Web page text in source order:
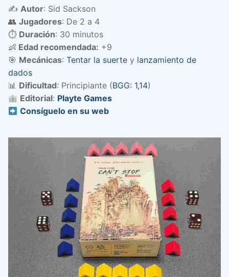
✍️ Autor: Sid Sackson
👥 Jugadores: De 2 a 4
⏱️ Duración: 30 minutos
👶 Edad recomendada: +9
🎯 Mecánicas: Tentar la suerte y lanzamiento de
dados
📊 Dificultad: Principiante (BGG: 1,14)
Editorial: Playte Games
Consíguelo en su web